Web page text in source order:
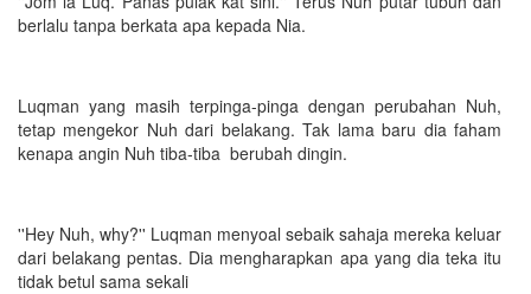
berlalu tanpa berkata apa kepada Nia.
Luqman yang masih terpinga-pinga dengan perubahan Nuh,
tetap mengekor Nuh dari belakang. Tak lama baru dia faham
kenapa angin Nuh tiba-tiba berubah dingin.
''Hey Nuh, why?'' Luqman menyoal sebaik sahaja mereka keluar
dari belakang pentas. Dia mengharapkan apa yang dia teka itu
tidak betul sama sekali